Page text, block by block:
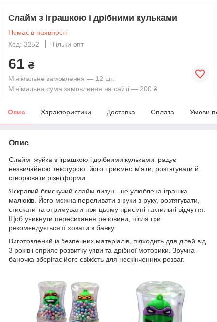
Слайм з іграшкою і дрібними кульками
Немає в наявності
Код: 3252
Тільки опт
61 ₴
Мінімальне замовлення — 12 шт.
Мінімальна сума замовлення на сайті — 200 ₴
Опис Характеристики Доставка Оплата Умови
Опис
Слайм, жуйка з іграшкою і дрібними кульками, радує
незвичайною текстурою: його приємно м'яти, розтягувати й
створювати різні форми.
Яскравий блискучий слайм лизун - це улюблена іграшка
малюків. Його можна переливати з руки в руку, розтягувати,
стискати та отримувати при цьому приємні тактильні відчуття.
Щоб уникнути пересихання речовини, після гри
рекомендується її ховати в банку.
Виготовлений із безпечних матеріалів, підходить для дітей від
3 років і сприяє розвитку уяви та дрібної моторики. Зручна
баночка зберігає його свіжість для нескінченних розваг.